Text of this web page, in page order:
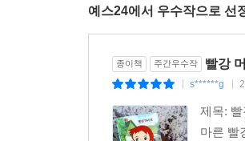
예스24에서 우수작으로 선
종이책 주간우수작 빨강
s******g
제목:
마른 빨